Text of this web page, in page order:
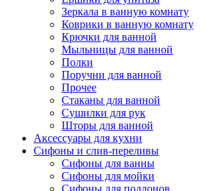
Зеркала в ванную комнату
Коврики в ванную комнату
Крючки для ванной
Мыльницы для ванной
Полки
Поручни для ванной
Прочее
Стаканы для ванной
Сушилки для рук
Шторы для ванной
Аксессуары для кухни
Сифоны и слив-переливы
Сифоны для ванны
Сифоны для мойки
Сифоны для поддонов